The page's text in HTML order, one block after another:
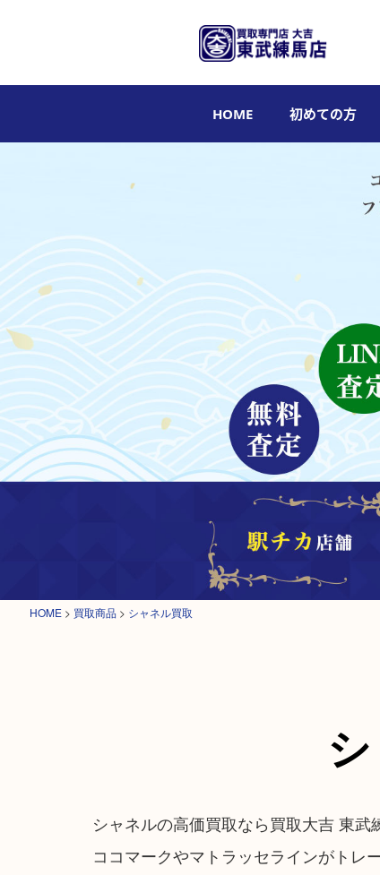
HOME 初めての方
HOME > 買取商品 > シャネル買取
シャネルの高価買取なら買取大吉 東武
ココマークやマトラッセラインがトレ